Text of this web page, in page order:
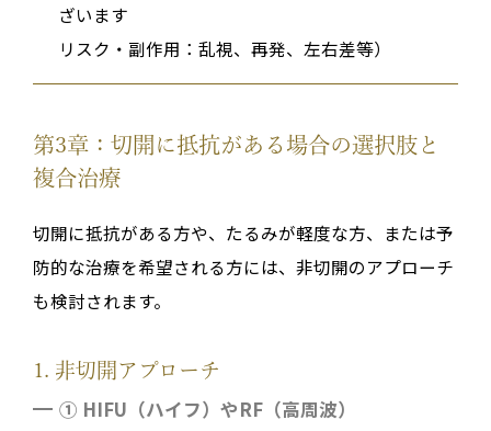
ざいます
リスク・副作用：乱視、再発、左右差等）
第3章：切開に抵抗がある場合の選択肢と
複合治療
切開に抵抗がある方や、たるみが軽度な方、または予
防的な治療を希望される方には、非切開のアプローチ
も検討されます。
1. 非切開アプローチ
① HIFU（ハイフ）やRF（高周波）